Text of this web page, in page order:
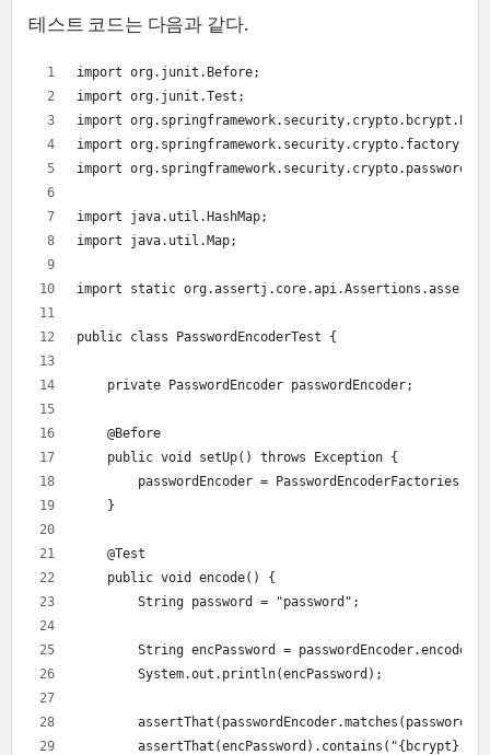
테스트 코드는 다음과 같다.
import org.junit.Before;
import org.junit.Test;
import
import
import org.springframework.security.crypto.password.*;
import java.util.HashMap;
import java.util.Map;
import static
public class PasswordEncoderTest {
    private PasswordEncoder passwordEncoder;
    @Before
    public void setUp() throws Exception {
passwordEncoder =
    }
    @Test
    public void encode() {
        String password = "password";
String encPassword =
        System.out.println(encPassword);
assertThat(passwordEncoder.matches(password,
        assertThat(encPassword).contains("{bcrypt}");